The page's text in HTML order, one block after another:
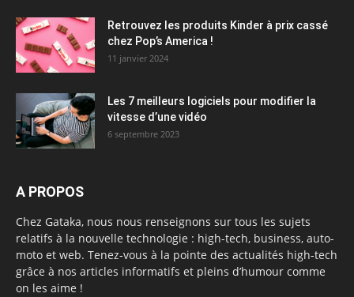
Retrouvez les produits Kinder à prix cassé
chez Pop’s America !
11 janvier 2024
Les 7 meilleurs logiciels pour modifier la
vitesse d’une vidéo
6 septembre 2023
A PROPOS
Chez Gataka, nous nous renseignons sur tous les sujets
relatifs à la nouvelle technologie : high-tech, business, auto-
moto et web. Tenez-vous à la pointe des actualités high-tech
grâce à nos articles informatifs et pleins d’humour comme
on les aime !